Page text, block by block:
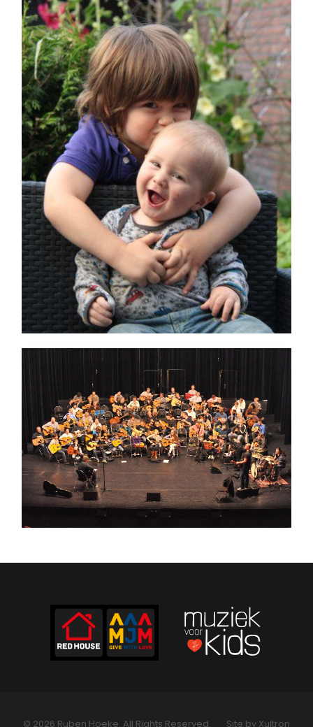
© 2026 Ruben Hoeke. All Rights Reserved. Site by Xultron